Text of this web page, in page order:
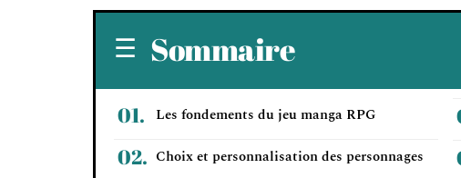
Sommaire
Les fondements du jeu manga RPG
Choix et personnalisation des personnages